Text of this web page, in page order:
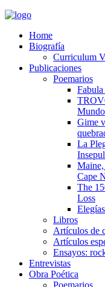
Home
Biografía
Curriculum
Publicaciones
Poemarios
Mundo
Gime
La
Cape
The
Loss
Libros
Artículos de
Artículos
Ensayos:
Entrevistas
Obra Poética
Poemarios